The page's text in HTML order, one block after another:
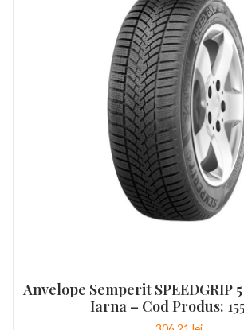
Anvelope Semperit SPEEDGRIP 5
Iarna – Cod Produs: